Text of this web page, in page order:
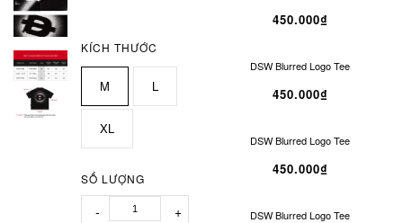
KÍCH THƯỚC
M L
XL
SỐ LƯỢNG
- +
450.000₫
DSW Blurred Logo Tee
450.000₫
DSW Blurred Logo Tee
450.000₫
DSW Blurred Logo Tee